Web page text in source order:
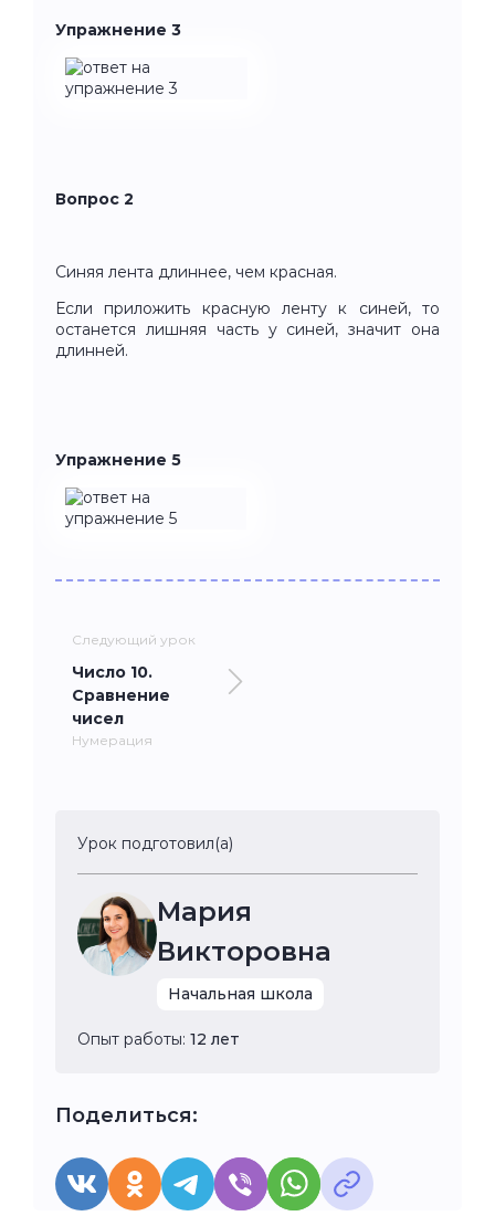
Упражнение 3
Вопрос 2
Синяя лента длиннее, чем красная.
Если приложить красную ленту к синей, то
останется лишняя часть у синей, значит она
длинней.
Упражнение 5
Следующий урок
Число 10.
Сравнение
чисел
Нумерация
Урок подготовил(а)
Мария
Викторовна
Начальная школа
Опыт работы: 12 лет
Поделиться: